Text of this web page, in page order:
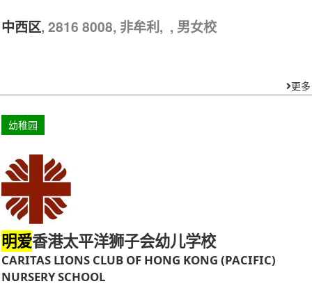
中西区, 2816 8008, 非牟利, , 男女校
更多
幼稚园
明爱香港太平洋狮子会幼儿学校
CARITAS LIONS CLUB OF HONG KONG (PACIFIC)
NURSERY SCHOOL